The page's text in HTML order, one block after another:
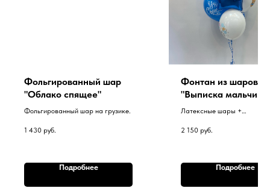
Фольгированный шар
"Облако спящее"
Фольгированный шар на грузике.
1 430 руб.
Подробнее
Фонтан из шаров
"Выписка
Латексные шары +
на грузике.
2 150 руб.
Подробнее